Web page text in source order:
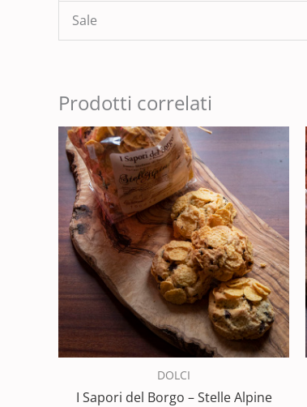
Sale
Prodotti correlati
DOLCI
I Sapori del Borgo – Stelle Alpine